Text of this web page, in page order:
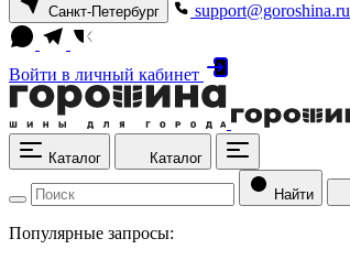
Санкт-Петербург support@goroshina.ru
Войти в личный кабинет
Каталог Каталог
Найти
Популярные запросы: